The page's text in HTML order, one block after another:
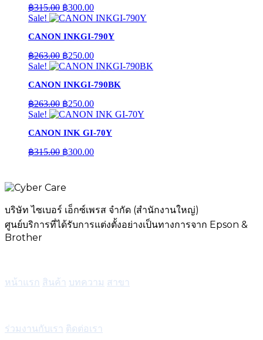
฿315.00 Original
price
฿315.00.
฿300.00Current
price
฿300.00.
Sale!
CANON INKGI-790Y
฿263.00 Original
price
฿263.00.
฿250.00Current
price
฿250.00.
Sale!
CANON INKGI-790BK
฿263.00 Original
price
฿263.00.
฿250.00Current
price
฿250.00.
Sale!
CANON INK GI-70Y
฿315.00 Original
฿300.00Current
บริษัท ไซเบอร์ เอ็กซ์เพรส จำกัด (สำนักงานใหญ่)
ศูนย์บริการที่ได้รับการแต่งตั้งอย่างเป็นทางการจาก Epson &
Brother
หน้าแรก สินค้า บทความ สาขา
ร่วมงานกับเรา ติดต่อเรา